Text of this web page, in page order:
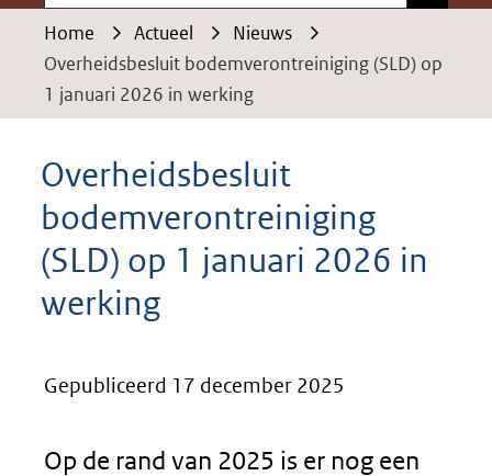
Home Actueel
Nieuws
Overheidsbesluit bodemverontreiniging (SLD) op
1 januari 2026 in werking
Overheidsbesluit
bodemverontreiniging
(SLD) op 1 januari 2026 in
werking
Gepubliceerd 17 december 2025
Op de rand van 2025 is er nog een